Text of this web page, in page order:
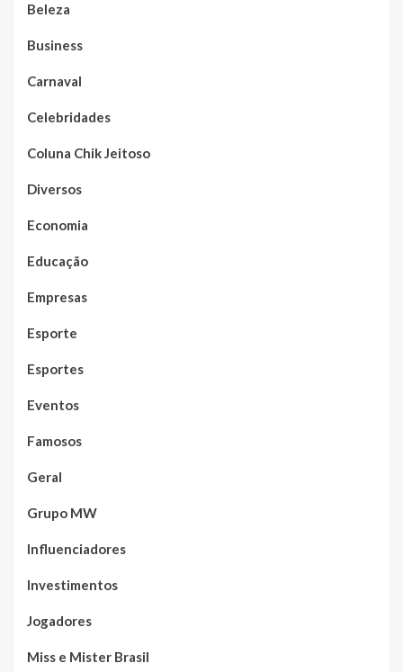
Beleza
Business
Carnaval
Celebridades
Coluna Chik Jeitoso
Diversos
Economia
Educação
Empresas
Esporte
Esportes
Eventos
Famosos
Geral
Grupo MW
Influenciadores
Investimentos
Jogadores
Miss e Mister Brasil